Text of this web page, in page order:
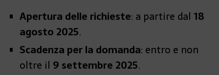
Apertura delle richieste: a partire dal 18
agosto 2025.
Scadenza per la domanda: entro e non
oltre il 9 settembre 2025.